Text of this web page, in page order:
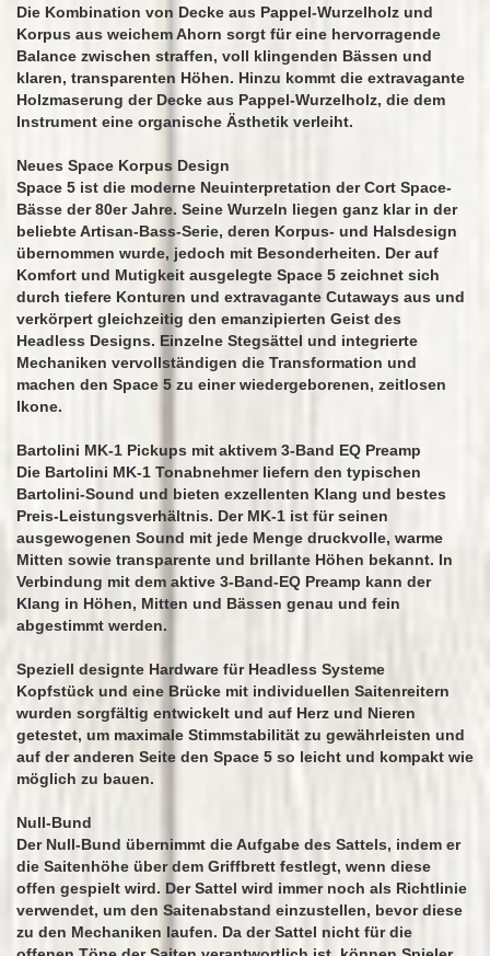
Die Kombination von Decke aus Pappel-Wurzelholz und
Korpus aus weichem Ahorn sorgt für eine hervorragende
Balance zwischen straffen, voll klingenden Bässen und
klaren, transparenten Höhen. Hinzu kommt die extravagante
Holzmaserung der Decke aus Pappel-Wurzelholz, die dem
Instrument eine organische Ästhetik verleiht.
Neues Space Korpus Design
Space 5 ist die moderne Neuinterpretation der Cort Space-
Bässe der 80er Jahre. Seine Wurzeln liegen ganz klar in der
beliebte Artisan-Bass-Serie, deren Korpus- und Halsdesign
übernommen wurde, jedoch mit Besonderheiten. Der auf
Komfort und Mutigkeit ausgelegte Space 5 zeichnet sich
durch tiefere Konturen und extravagante Cutaways aus und
verkörpert gleichzeitig den emanzipierten Geist des
Headless Designs. Einzelne Stegsättel und integrierte
Mechaniken vervollständigen die Transformation und
machen den Space 5 zu einer wiedergeborenen, zeitlosen
Ikone.
Bartolini MK-1 Pickups mit aktivem 3-Band EQ Preamp
Die Bartolini MK-1 Tonabnehmer liefern den typischen
Bartolini-Sound und bieten exzellenten Klang und bestes
Preis-Leistungsverhältnis. Der MK-1 ist für seinen
ausgewogenen Sound mit jede Menge druckvolle, warme
Mitten sowie transparente und brillante Höhen bekannt. In
Verbindung mit dem aktive 3-Band-EQ Preamp kann der
Klang in Höhen, Mitten und Bässen genau und fein
abgestimmt werden.
Speziell designte Hardware für Headless Systeme
Kopfstück und eine Brücke mit individuellen Saitenreitern
wurden sorgfältig entwickelt und auf Herz und Nieren
getestet, um maximale Stimmstabilität zu gewährleisten und
auf der anderen Seite den Space 5 so leicht und kompakt wie
möglich zu bauen.
Null-Bund
Der Null-Bund übernimmt die Aufgabe des Sattels, indem er
die Saitenhöhe über dem Griffbrett festlegt, wenn diese
offen gespielt wird. Der Sattel wird immer noch als Richtlinie
verwendet, um den Saitenabstand einzustellen, bevor diese
zu den Mechaniken laufen. Da der Sattel nicht für die